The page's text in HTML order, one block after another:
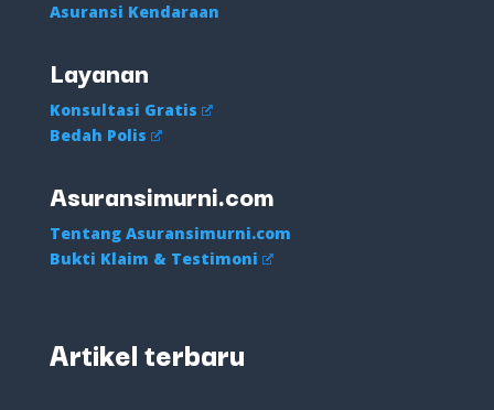
Asuransi Kendaraan
Layanan
Konsultasi Gratis
Bedah Polis
Asuransimurni.com
Tentang Asuransimurni.com
Bukti Klaim & Testimoni
Artikel terbaru